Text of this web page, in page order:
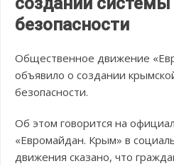
безопасности
Общественное движение
объявило о создании
безопасности.
Об этом говорится на
«Евромайдан. Крым» в
движения сказано, что